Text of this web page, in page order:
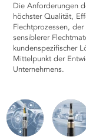
Die Anforderungen
höchster Qualität,
Flecht­prozessen,
sensiblerer
kundenspezifischer
Mittelpunkt der
Unternehmens.